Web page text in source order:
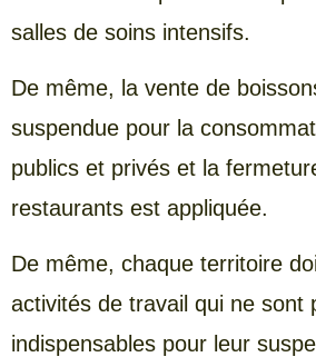
salles de soins intensifs.
De même, la vente de
suspendue pour la
publics et privés et la
restaurants est appliquée.
De même, chaque territoire
activités de travail qui ne sont
indispensables pour leur